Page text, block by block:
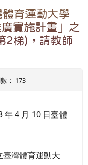
育運動大學
實施計畫」之
2梯)，請教師
： 173
年 4 月 10 日臺體
灣體育運動大